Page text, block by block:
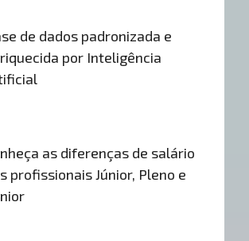
de dados padronizada e
por Inteligência
as diferenças de salário
profissionais Júnior, Pleno e